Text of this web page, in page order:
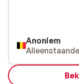
Anoniem